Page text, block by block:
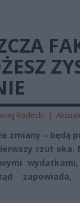
Radecki |
zmiany – będą
rzut oka.